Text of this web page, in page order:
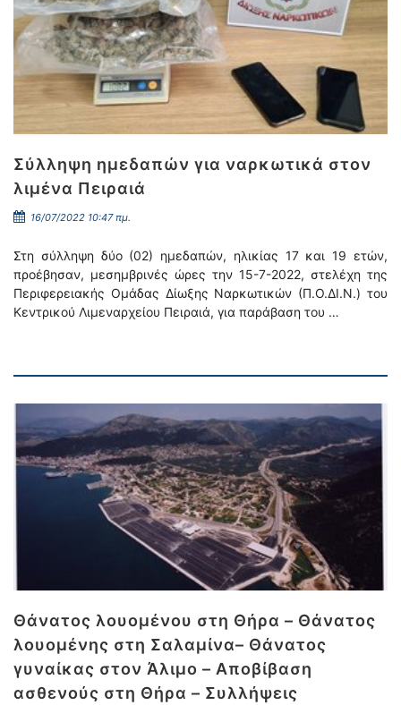
Σύλληψη ημεδαπών για ναρκωτικά στον
λιμένα Πειραιά
16/07/2022 10:47 πμ.
Στη σύλληψη δύο (02) ημεδαπών, ηλικίας 17 και 19 ετών,
προέβησαν, μεσημβρινές ώρες την 15-7-2022, στελέχη της
Περιφερειακής Ομάδας Δίωξης Ναρκωτικών (Π.Ο.ΔΙ.Ν.) του
Κεντρικού Λιμεναρχείου Πειραιά, για παράβαση του …
Θάνατος λουομένου στη Θήρα – Θάνατος
λουομένης στη Σαλαμίνα– Θάνατος
γυναίκας στον Άλιμο – Αποβίβαση
ασθενούς στη Θήρα – Συλλήψεις